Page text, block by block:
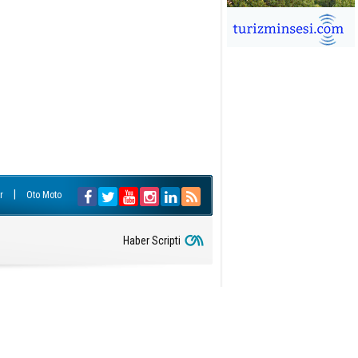
YAZAR
Oto Moto
Haber Scripti